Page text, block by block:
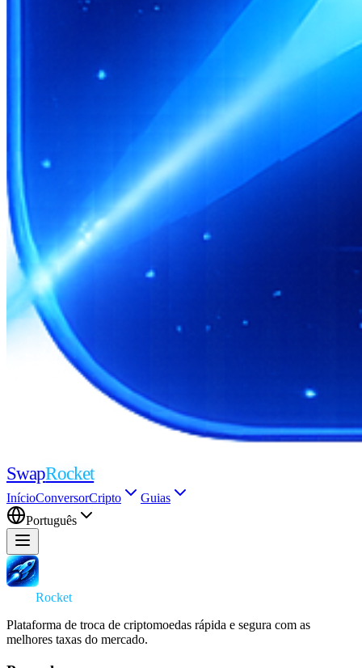
SwapRocket
InícioConversorCripto
Guias
Português
Rocket
Plataforma de troca de criptomoedas rápida e segura com as
melhores taxas do mercado.